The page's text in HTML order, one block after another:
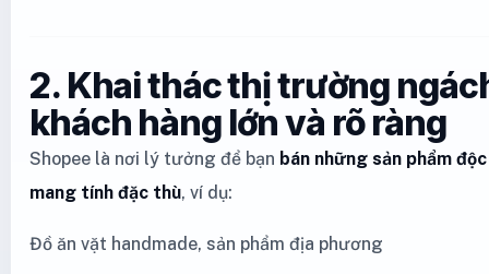
2. Khai thác thị trường
khách hàng lớn và rõ ràng
Shopee là nơi lý tưởng để bạn bán những sản phẩm
mang tính đặc thù, ví dụ:
Đồ ăn vặt handmade, sản phẩm địa phương